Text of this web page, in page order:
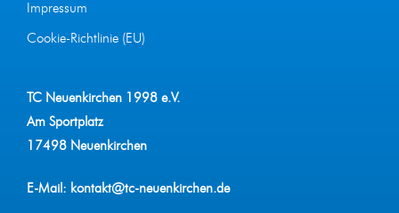
Impressum
Cookie-Richtlinie (EU)
TC Neuenkirchen 1998 e.V.
Am Sportplatz
17498 Neuenkirchen
E-Mail: kontakt@tc-neuenkirchen.de